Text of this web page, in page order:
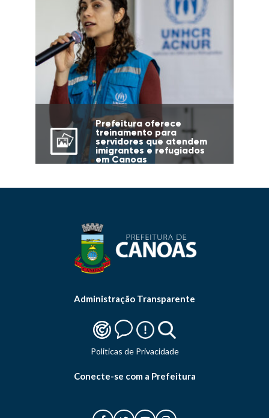
Prefeitura oferece
treinamento para
servidores que atendem
imigrantes e refugiados
em Canoas
Administração Transparente
Politicas de Privacidade
Conecte-se com a Prefeitura